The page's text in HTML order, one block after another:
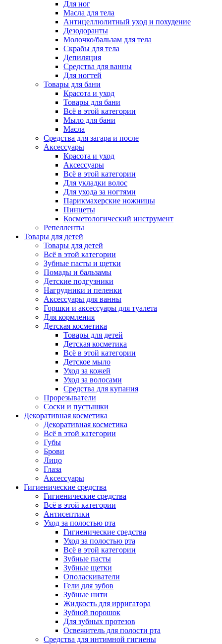
Для ног
Масла для тела
Антицеллюлитный уход и похудение
Дезодоранты
Молочко/бальзам для тела
Скрабы для тела
Депиляция
Средства для ванны
Для ногтей
Товары для бани
Красота и уход
Товары для бани
Всё в этой категории
Мыло для бани
Масла
Средства для загара и после
Аксессуары
Красота и уход
Аксессуары
Всё в этой категории
Для укладки волос
Для ухода за ногтями
Парикмахерские ножницы
Пинцеты
Косметологический инструмент
Репелленты
Товары для детей
Товары для детей
Всё в этой категории
Зубные пасты и щетки
Помады и бальзамы
Детские подгузники
Нагрудники и пеленки
Аксессуары для ванны
Горшки и аксессуары для туалета
Для кормления
Детская косметика
Товары для детей
Детская косметика
Всё в этой категории
Детское мыло
Уход за кожей
Уход за волосами
Средства для купания
Прорезыватели
Соски и пустышки
Декоративная косметика
Декоративная косметика
Всё в этой категории
Губы
Брови
Лицо
Глаза
Аксессуары
Гигиенические средства
Гигиенические средства
Всё в этой категории
Антисептики
Уход за полостью рта
Гигиенические средства
Уход за полостью рта
Всё в этой категории
Зубные пасты
Зубные щетки
Ополаскиватели
Гели для зубов
Зубные нити
Жидкость для ирригатора
Зубной порошок
Для зубных протезов
Освежитель для полости рта
Средства для интимной гигиены